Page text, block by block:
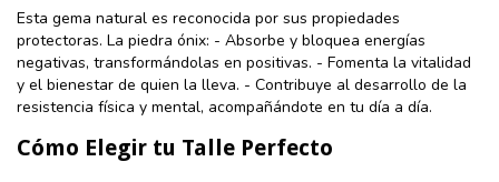
Esta gema natural es reconocida por sus propiedades
protectoras. La piedra ónix: - Absorbe y bloquea energías
negativas, transformándolas en positivas. - Fomenta la vitalidad
y el bienestar de quien la lleva. - Contribuye al desarrollo de la
resistencia física y mental, acompañándote en tu día a día.
Cómo Elegir tu Talle Perfecto